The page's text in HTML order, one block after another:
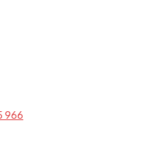
966